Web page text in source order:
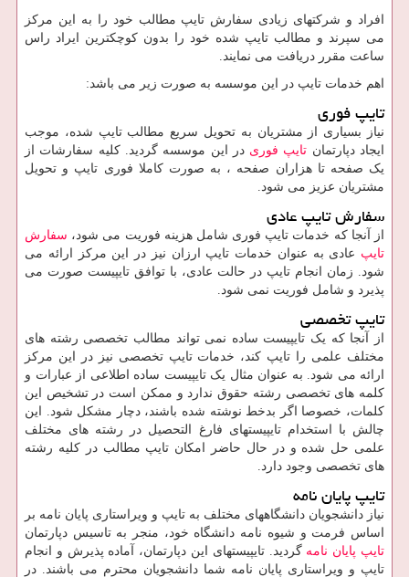
افراد و شرکتهای زیادی سفارش تایپ مطالب خود را به این مرکز
می سپرند و مطالب تایپ شده خود را بدون کوچکترین ایراد راس
ساعت مقرر دریافت می نمایند.
اهم خدمات تایپ در این موسسه به صورت زیر می باشد:
تایپ فوری
نیاز بسیاری از مشتریان به تحویل سریع مطالب تایپ شده، موجب
ایجاد دپارتمان تایپ فوری در این موسسه گردید. کلیه سفارشات از
یک صفحه تا هزاران صفحه ، به صورت کاملا فوری تایپ و تحویل
مشتریان عزیز می شود.
سفارش تایپ عادی
از آنجا که خدمات تایپ فوری شامل هزینه فوریت می شود، سفارش
تایپ عادی به عنوان خدمات تایپ ارزان نیز در این مرکز ارائه می
شود. زمان انجام تایپ در حالت عادی، با توافق تایپیست صورت می
پذیرد و شامل فوریت نمی شود.
تایپ تخصصی
از آنجا که یک تایپیست ساده نمی تواند مطالب تخصصی رشته های
مختلف علمی را تایپ کند، خدمات تایپ تخصصی نیز در این مرکز
ارائه می شود. به عنوان مثال یک تایپیست ساده اطلاعی از عبارات و
کلمه های تخصصی رشته حقوق ندارد و ممکن است در تشخیص این
کلمات، خصوصا اگر بدخط نوشته شده باشند، دچار مشکل شود. این
چالش با استخدام تایپیستهای فارغ التحصیل در رشته های مختلف
علمی حل شده و در حال حاضر امکان تایپ مطالب در کلیه رشته
های تخصصی وجود دارد.
تایپ پایان نامه
نیاز دانشجویان دانشگاههای مختلف به تایپ و ویراستاری پایان نامه بر
اساس فرمت و شیوه نامه دانشگاه خود، منجر به تاسیس دپارتمان
تایپ پایان نامه گردید. تایپیستهای این دپارتمان، آماده پذیرش و انجام
تایپ و ویراستاری پایان نامه شما دانشجویان محترم می باشند. در